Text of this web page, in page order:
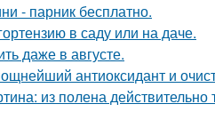
- парник бесплатно.
в саду или на даче.
даже в августе.
антиоксидант и
из полена